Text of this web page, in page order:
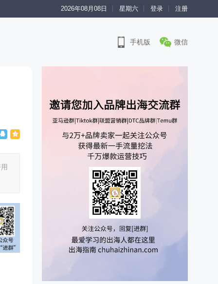
2026年08月08日 星期六 登录 注册
手机版 微信